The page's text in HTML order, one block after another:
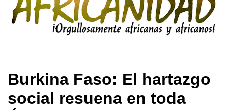
Burkina Faso: El hartazgo
social resuena en toda